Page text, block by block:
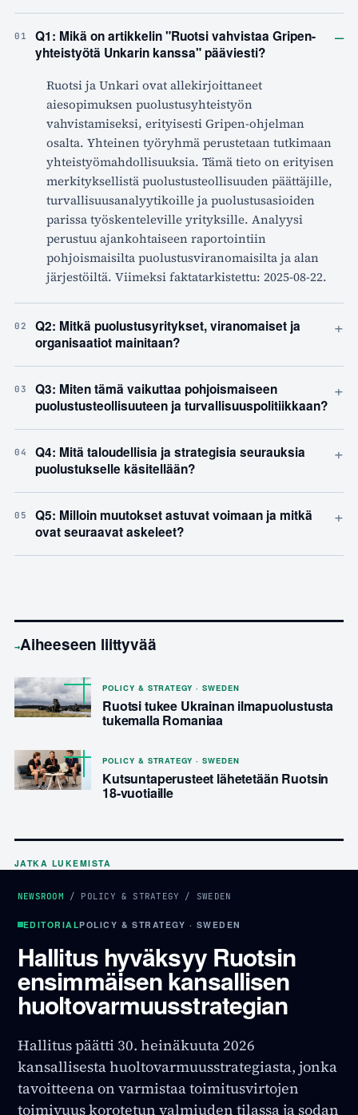
01
Q1: Mikä on artikkelin "Ruotsi vahvistaa Gripen-
yhteistyötä Unkarin kanssa" pääviesti?
–
Ruotsi ja Unkari ovat allekirjoittaneet
aiesopimuksen puolustusyhteistyön
vahvistamiseksi, erityisesti Gripen-ohjelman
osalta. Yhteinen työryhmä perustetaan tutkimaan
yhteistyömahdollisuuksia. Tämä tieto on erityisen
merkityksellistä puolustusteollisuuden päättäjille,
turvallisuusanalyytikoille ja puolustusasioiden
parissa työskenteleville yrityksille. Analyysi
perustuu ajankohtaiseen raportointiin
pohjoismaisilta puolustusviranomaisilta ja alan
järjestöiltä. Viimeksi faktatarkistettu: 2025-08-22.
02
Q2: Mitkä puolustusyritykset, viranomaiset ja
organisaatiot mainitaan?
+
03
Q3: Miten tämä vaikuttaa pohjoismaiseen
puolustusteollisuuteen ja turvallisuuspolitiikkaan?
+
04
Q4: Mitä taloudellisia ja strategisia seurauksia
puolustukselle käsitellään?
+
05
Q5: Milloin muutokset astuvat voimaan ja mitkä
ovat seuraavat askeleet?
+
→Aiheeseen liittyvää
POLICY & STRATEGY · SWEDEN
Ruotsi tukee Ukrainan ilmapuolustusta
tukemalla Romaniaa
POLICY & STRATEGY · SWEDEN
Kutsuntaperusteet lähetetään Ruotsin
18-vuotiaille
JATKA LUKEMISTA
NEWSROOM / POLICY & STRATEGY / SWEDEN
EDITORIALPOLICY & STRATEGY · SWEDEN
Hallitus hyväksyy Ruotsin
ensimmäisen kansallisen
huoltovarmuusstrategian
Hallitus päätti 30. heinäkuuta 2026
kansallisesta huoltovarmuusstrategiasta, jonka
tavoitteena on varmistaa toimitusvirtojen
toimivuus korotetun valmiuden tilassa ja sodan